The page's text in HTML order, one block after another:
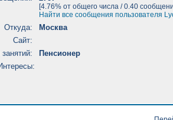
[4.76% от общего числа / 0.40
Найти все сообщения пользователя
Откуда:
Москва
Сайт:
занятий:
Пенсионер